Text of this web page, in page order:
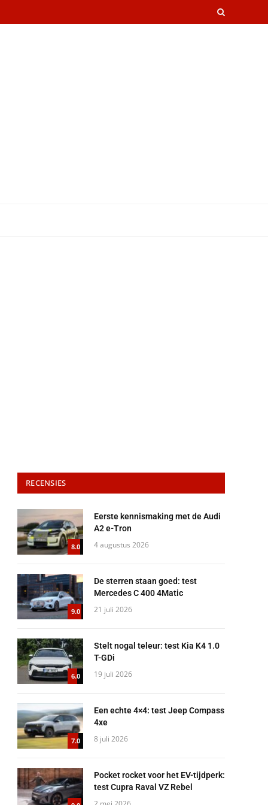
RECENSIES
8.0
Eerste kennismaking met de Audi
A2 e-Tron
4 augustus 2026
9.0
De sterren staan goed: test
Mercedes C 400 4Matic
21 juli 2026
6.0
Stelt nogal teleur: test Kia K4 1.0
T-GDi
19 juli 2026
7.0
Een echte 4×4: test Jeep Compass
4xe
8 juli 2026
Pocket rocket voor het EV-tijdperk:
test Cupra Raval VZ Rebel